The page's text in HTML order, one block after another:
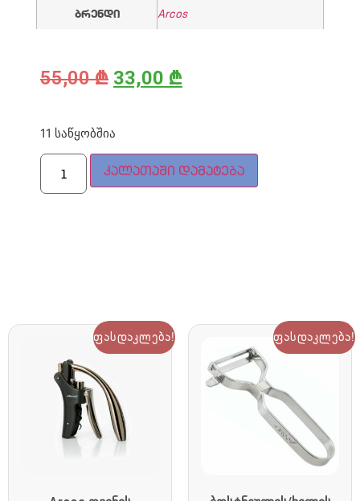
ბრენდი
Arcos
55,00₾ 33,00 ₾
11 საწყობშია
კალათაში დამატება
ფასდაკლება! ფასდაკლება!